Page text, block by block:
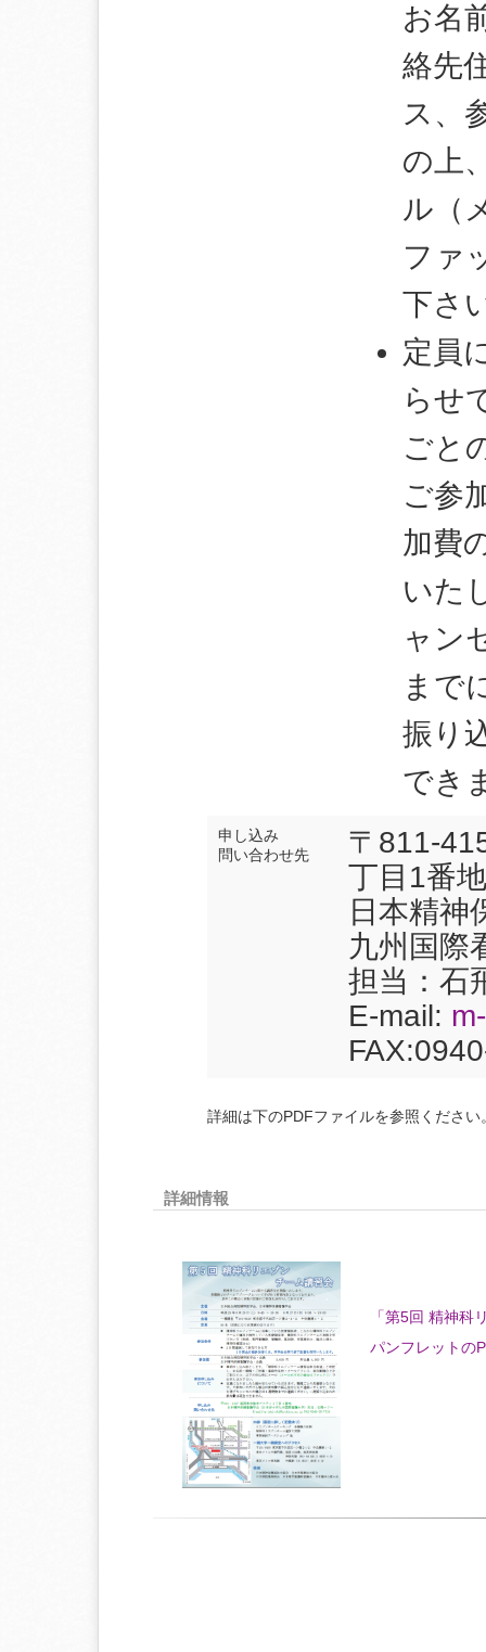
お名
絡先
ス、
の上
ル（
ファ
下さ
定員
らせ
ごと
ご参
加費
いた
ャン
まで
振り
でき
申し込み
問い合わせ先
〒
丁目1番地
日本精神
九州国際
担当：石
E-mail:
詳細は下のPDFファイルを参照ください
詳細情報
「第5回 精神科
パンフレットの